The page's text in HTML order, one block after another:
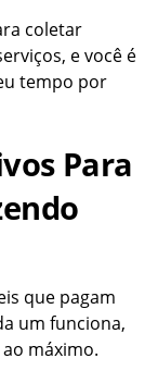
coletar
e você é
tempo por
Para
que pagam
um funciona,
máximo.